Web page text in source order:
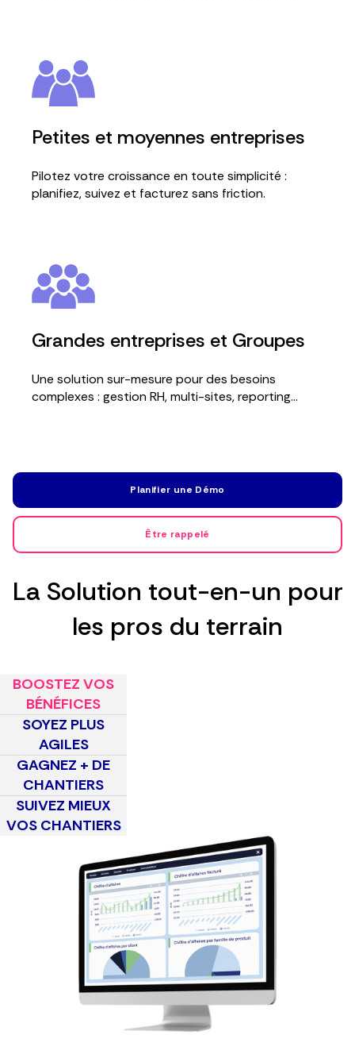
Petites et moyennes entreprises
Pilotez votre croissance en toute simplicité :
planifiez, suivez et facturez sans friction.
Grandes entreprises et Groupes
Une solution sur-mesure pour des besoins
complexes : gestion RH, multi-sites, reporting...
Planifier une Démo
Être rappelé
La Solution tout-en-un pour
les pros du terrain
BOOSTEZ VOS
BÉNÉFICES
SOYEZ PLUS
AGILES
GAGNEZ + DE
CHANTIERS
SUIVEZ MIEUX
VOS CHANTIERS